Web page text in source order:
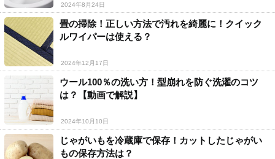
2024年8月24日
畳の掃除！正しい方法で汚れを綺麗に！クイック
ルワイパーは使える？
2024年12月17日
ウール100％の洗い方！型崩れを防ぐ洗濯のコツ
は？【動画で解説】
2024年10月10日
じゃがいもを冷蔵庫で保存！カットしたじゃがい
もの保存方法は？